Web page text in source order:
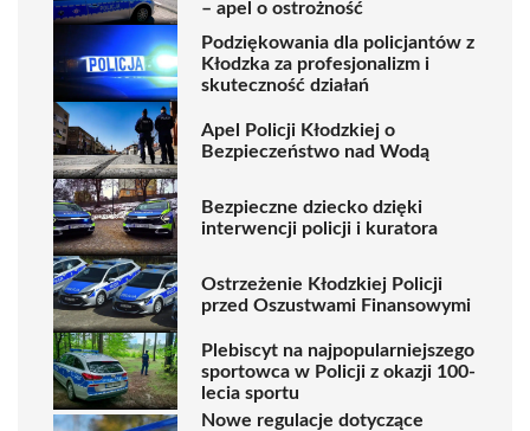
– apel o ostrożność
Podziękowania dla policjantów z
Kłodzka za profesjonalizm i
skuteczność działań
Apel Policji Kłodzkiej o
Bezpieczeństwo nad Wodą
Bezpieczne dziecko dzięki
interwencji policji i kuratora
Ostrzeżenie Kłodzkiej Policji
przed Oszustwami Finansowymi
Plebiscyt na najpopularniejszego
sportowca w Policji z okazji 100-
lecia sportu
Nowe regulacje dotyczące